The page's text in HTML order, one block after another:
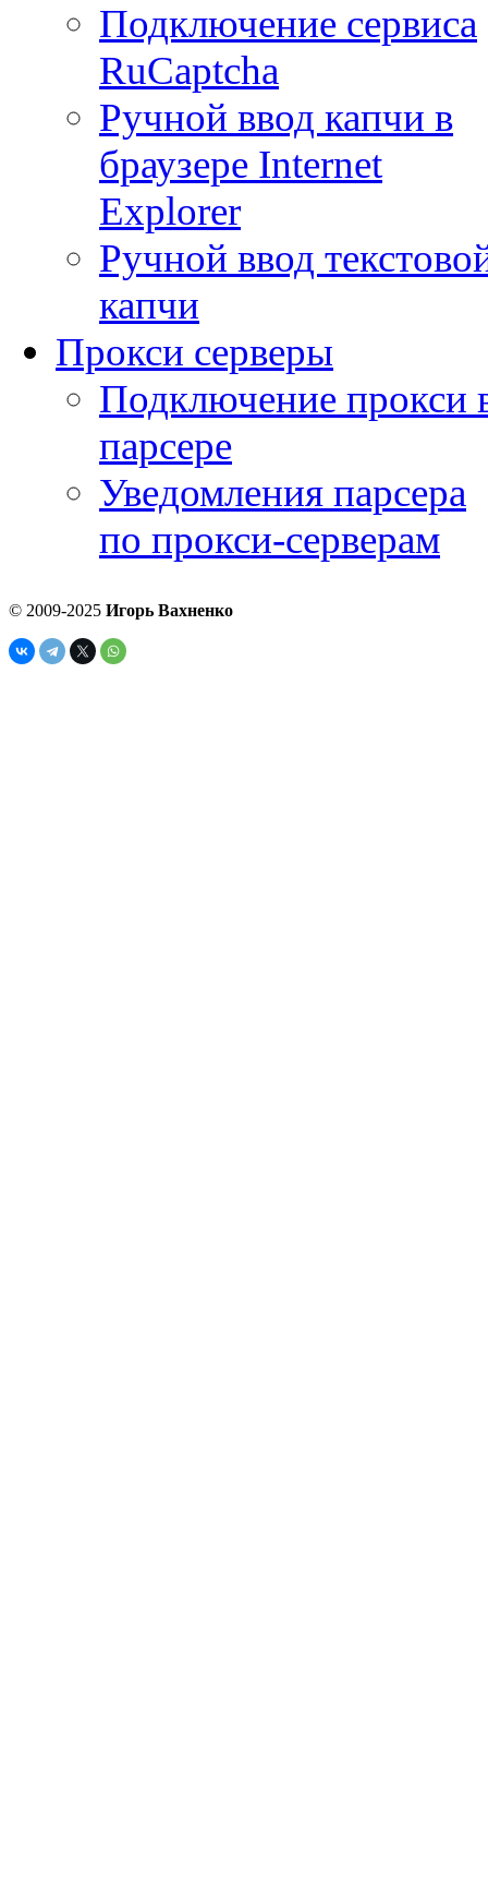
Подключение сервиса
RuCaptcha
Ручной ввод капчи в
браузере Internet
Explorer
Ручной ввод
капчи
Прокси серверы
Подключение прокси
парсере
Уведомления парсера
по прокси-серверам
© 2009-2025 Игорь Вахненко